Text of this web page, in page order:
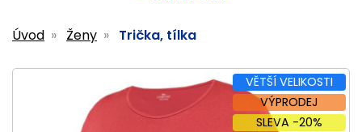
Úvod Ženy Trička, tílka
VĚTŠÍ VELIKOSTI
VÝPRODEJ
SLEVA -20%